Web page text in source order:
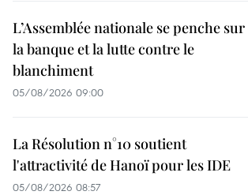
L’Assemblée nationale se penche sur
la banque et la lutte contre le
blanchiment
05/08/2026 09:00
La Résolution n°10 soutient
l'attractivité de Hanoï pour les IDE
05/08/2026 08:57